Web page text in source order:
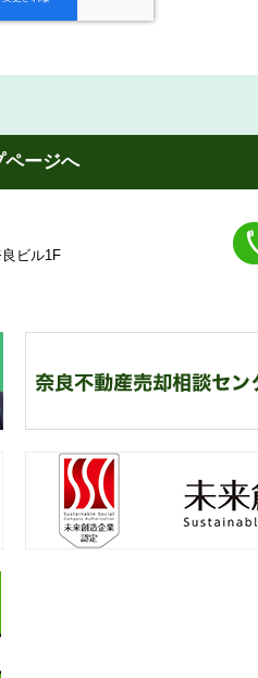
ページへ
ビル1F
良不動産相続・遺産分割相談